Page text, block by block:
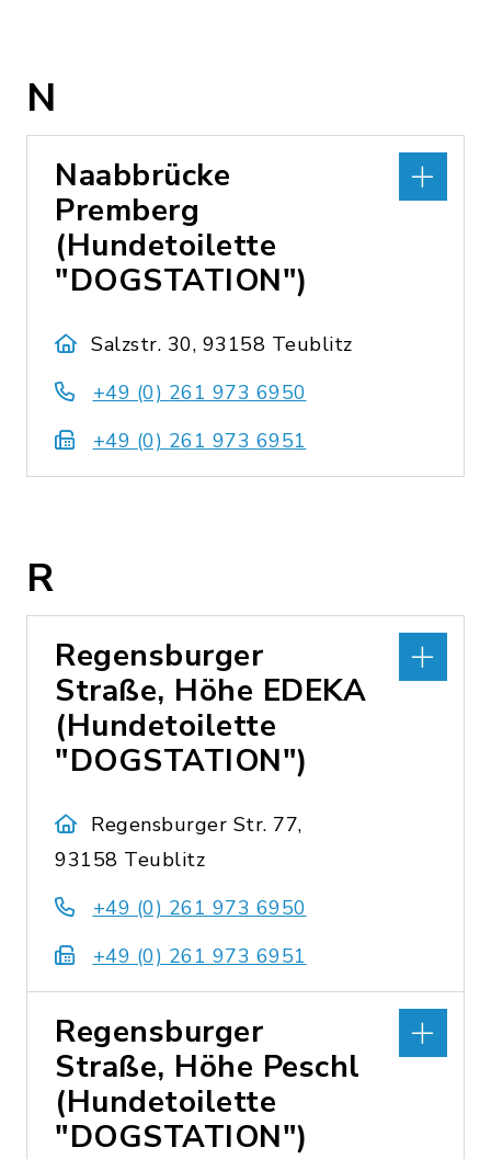
N
Naabbrücke
Premberg
(Hundetoilette
"DOGSTATION")
Salzstr. 30, 93158 Teublitz
+49 (0) 261 973 6950
+49 (0) 261 973 6951
R
Regensburger
Straße, Höhe EDEKA
(Hundetoilette
"DOGSTATION")
Regensburger Str. 77,
93158 Teublitz
+49 (0) 261 973 6950
+49 (0) 261 973 6951
Regensburger
Straße, Höhe Peschl
(Hundetoilette
"DOGSTATION")